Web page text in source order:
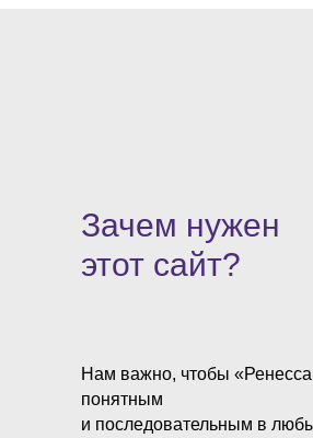
Зачем нужен
этот сайт?
Нам важно, чтобы
понятным
и последовательным в